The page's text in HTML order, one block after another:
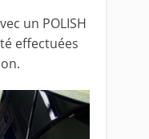
un POLISH
effectuées